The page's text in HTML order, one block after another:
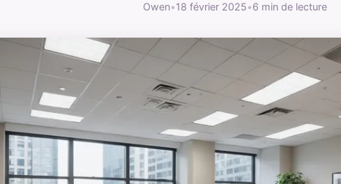
Owen•18 février 2025•6 min de lecture